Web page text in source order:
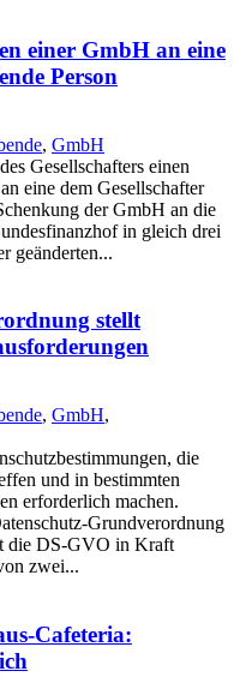
einer GmbH an eine
Person
, GmbH
Gesellschafters einen
eine dem Gesellschafter
der GmbH an die
in gleich drei
geänderten...
stellt
, GmbH,
die
und in bestimmten
erforderlich machen.
Grundverordnung
die DS-GVO in Kraft
zwei...
Cafeteria: